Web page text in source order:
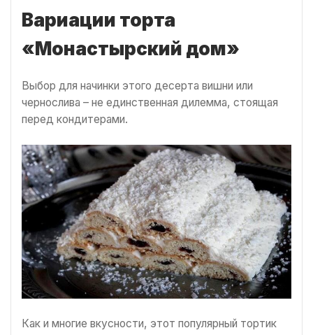
Вариации торта
«Монастырский дом»
Выбор для начинки этого десерта вишни или
чернослива – не единственная дилемма, стоящая
перед кондитерами.
Как и многие вкусности, этот популярный тортик